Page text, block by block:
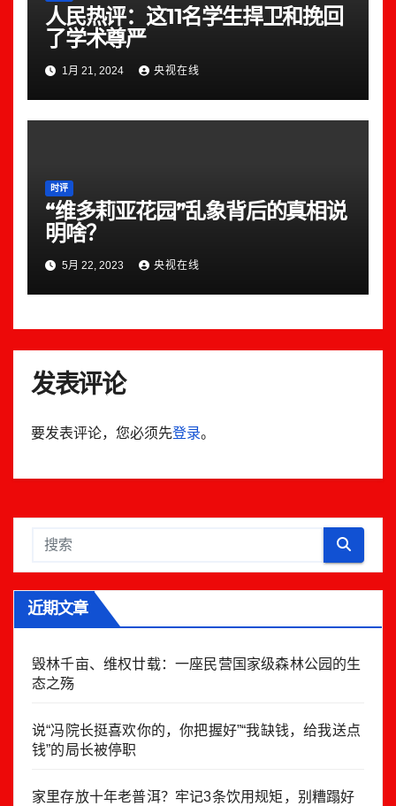
人民热评：这11名学生捍卫和挽回
了学术尊严
1月 21, 2024 央视在线
时评
“维多莉亚花园”乱象背后的真相说
明啥？
5月 22, 2023 央视在线
发表评论
要发表评论，您必须先登录。
近期文章
毁林千亩、维权廿载：一座民营国家级森林公园的生
态之殇
说“冯院长挺喜欢你的，你把握好”“我缺钱，给我送点
钱”的局长被停职
家里存放十年老普洱？牢记3条饮用规矩，别糟蹋好